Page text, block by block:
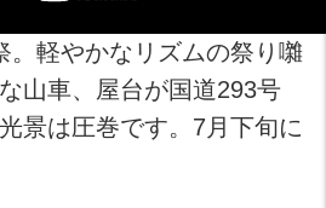
。軽やかなリズムの祭り囃
山車、屋台が国道293号
景は圧巻です。7月下旬に